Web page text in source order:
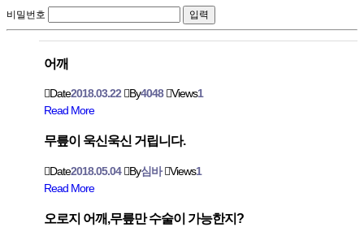
비밀번호
어깨
Date2018.03.22 By4048 Views1
Read More
무릎이 욱신욱신 거립니다.
Date2018.05.04 By심바 Views1
Read More
오로지 어깨,무릎만 수술이 가능한지?